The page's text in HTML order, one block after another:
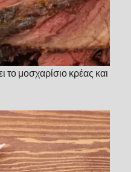
το μοσχαρίσιο κρέας και